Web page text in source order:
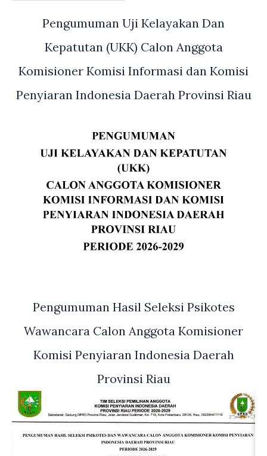
Pengumuman Uji Kelayakan Dan
Kepatutan (UKK) Calon Anggota
Komisioner Komisi Informasi dan Komisi
Penyiaran Indonesia Daerah Provinsi Riau
Pengumuman Hasil Seleksi Psikotes
Wawancara Calon Anggota Komisioner
Komisi Penyiaran Indonesia Daerah
Provinsi Riau